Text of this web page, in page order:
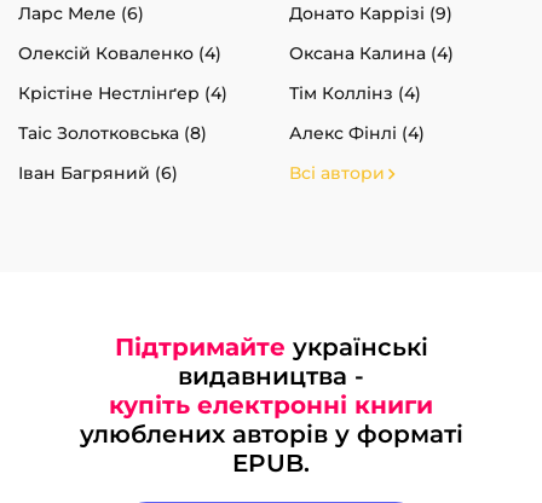
Ларс Меле (6)
Донато Каррізі (9)
Олексій Коваленко (4)
Оксана Калина (4)
Крістіне Нестлінґер (4)
Тім Коллінз (4)
Таіс Золотковська (8)
Алекс Фінлі (4)
Іван Багряний (6)
Всі автори
Підтримайте українські
видавництва -
купіть електронні книги
улюблених авторів у форматі
EPUB.